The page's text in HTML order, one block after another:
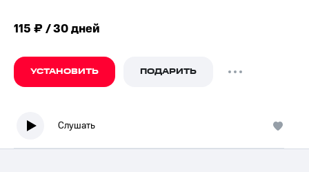
115 ₽ / 30 дней
УСТАНОВИТЬ ПОДАРИТЬ
Слушать